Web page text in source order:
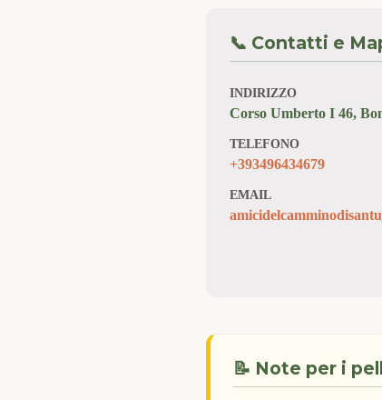
📞 Contatti e
INDIRIZZO
Corso Umberto I 46,
TELEFONO
+393496434679
EMAIL
📝 Note per i